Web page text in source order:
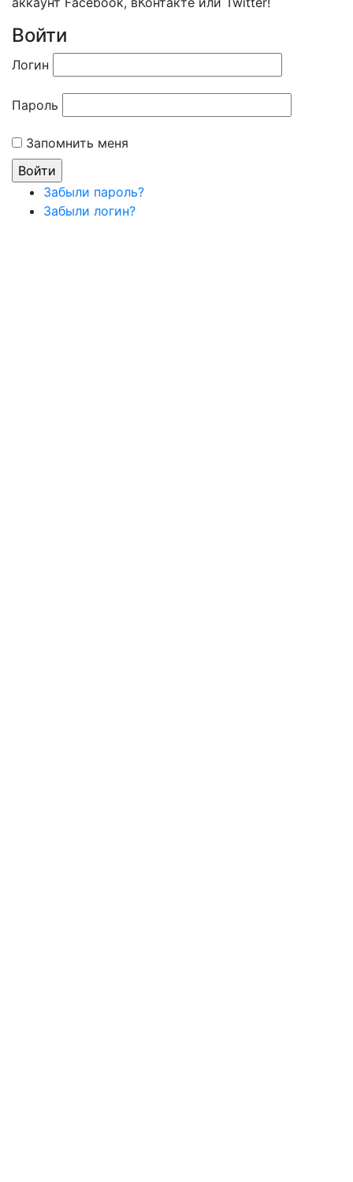
Войти
Логин
Пароль
Запомнить меня
Забыли пароль?
Забыли логин?